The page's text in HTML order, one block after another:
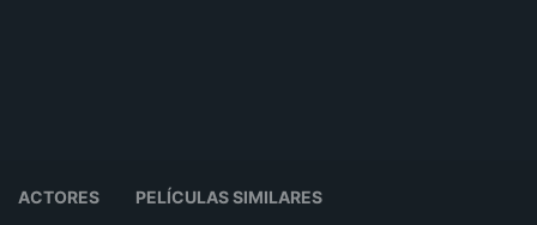
ACTORES PELÍCULAS SIMILARES